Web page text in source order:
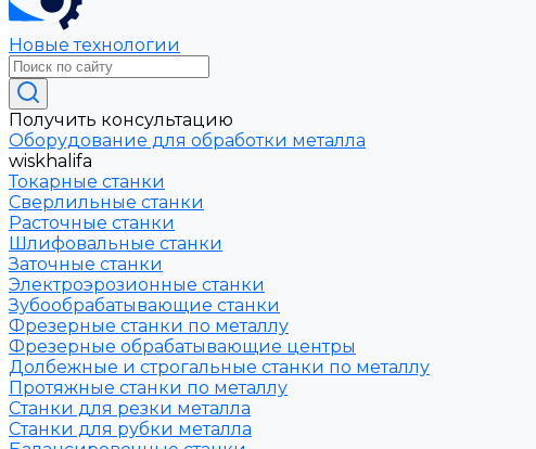
Новые технологии
Получить консультацию
Оборудование для обработки металла
wiskhalifa
Токарные станки
Сверлильные станки
Расточные станки
Шлифовальные станки
Заточные станки
Электроэрозионные станки
Зубообрабатывающие станки
Фрезерные станки по металлу
Фрезерные обрабатывающие центры
Долбежные и строгальные станки по металлу
Протяжные станки по металлу
Станки для резки металла
Станки для рубки металла